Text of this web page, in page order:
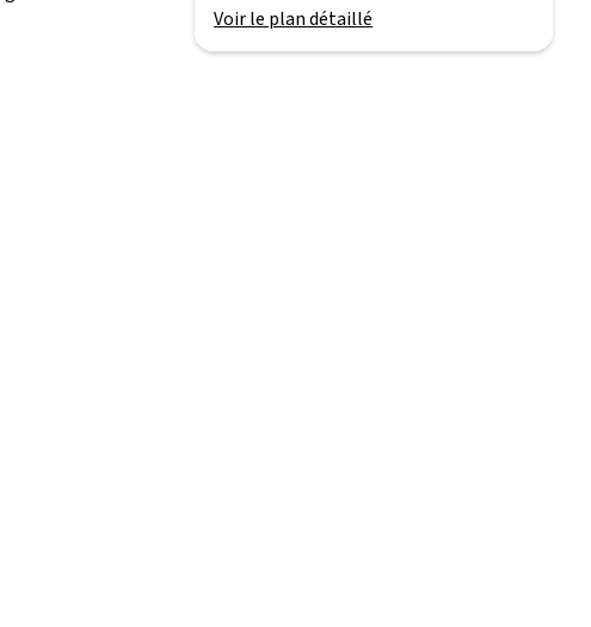
Voir le plan détaillé